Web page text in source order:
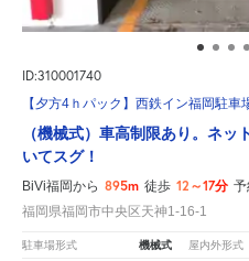
ID:310001740
【夕方4ｈパック】西鉄イン福岡駐車
（機械式）車高制限あり。ネ
いてスグ！
BiVi福岡から 895m 徒歩 12～17分 予
福岡県福岡市中央区天神1-16-1
駐車場形式 機械式 屋内外形式